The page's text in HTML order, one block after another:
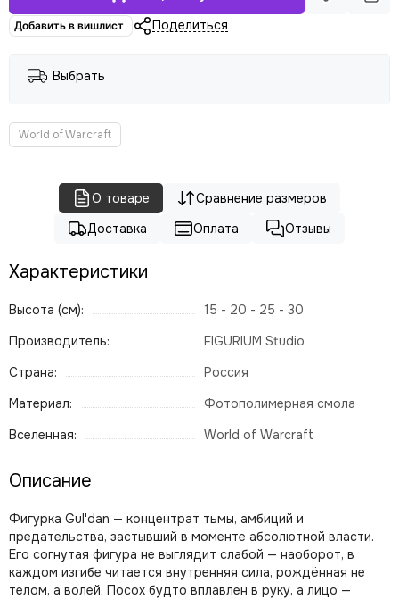
Добавить в вишлист Поделиться
Выбрать
World of Warcraft
О товаре
Сравнение размеров
Доставка
Оплата Отзывы
Характеристики
Высота (см):
15 - 20 - 25 - 30
Производитель:
FIGURIUM Studio
Страна:
Россия
Материал:
Фотополимерная смола
Вселенная:
World of Warcraft
Описание
Фигурка Gul'dan — концентрат тьмы, амбиций и
предательства, застывший в моменте абсолютной власти.
Его согнутая фигура не выглядит слабой — наоборот, в
каждом изгибе читается внутренняя сила, рождённая не
телом, а волей. Посох будто вплавлен в руку, а лицо —